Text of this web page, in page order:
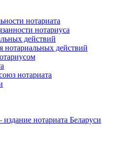
нотариата
нотариуса
действий
нотариальных действий
нотариата
нотариата Беларуси